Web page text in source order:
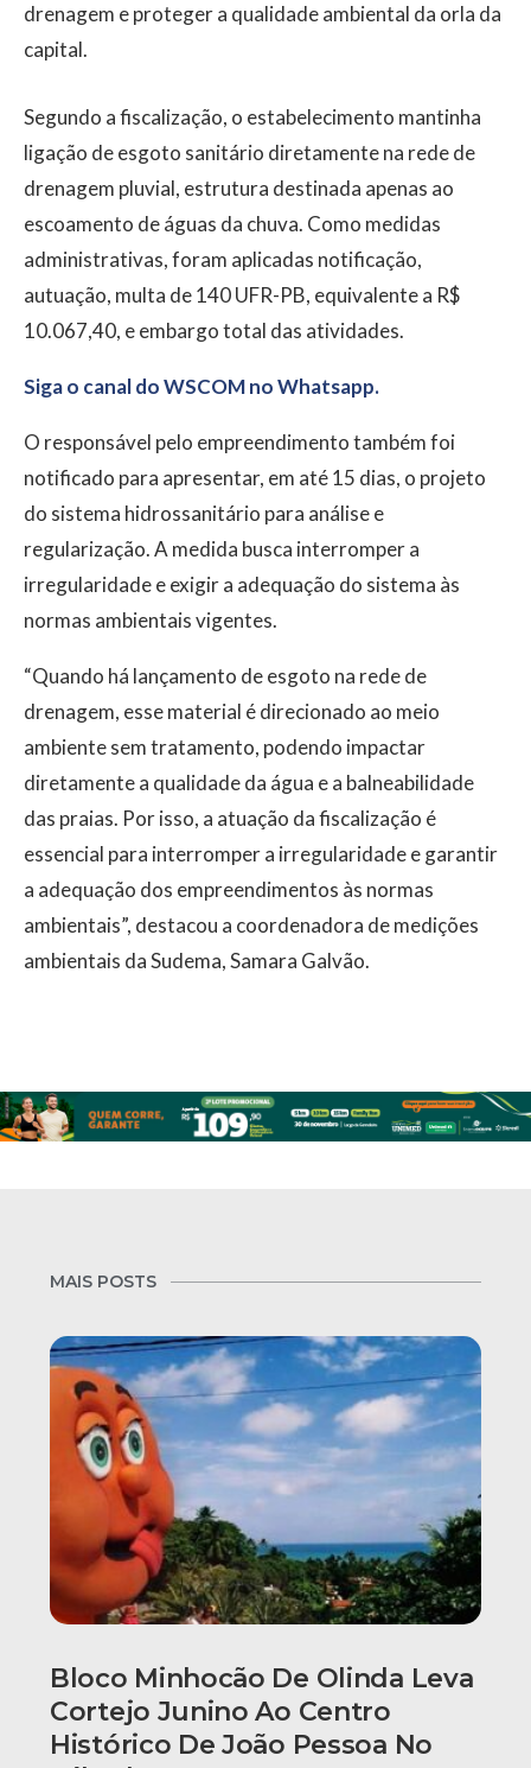
drenagem e proteger a qualidade ambiental da orla da
capital.
Segundo a fiscalização, o estabelecimento mantinha
ligação de esgoto sanitário diretamente na rede de
drenagem pluvial, estrutura destinada apenas ao
escoamento de águas da chuva. Como medidas
administrativas, foram aplicadas notificação,
autuação, multa de 140 UFR-PB, equivalente a R$
10.067,40, e embargo total das atividades.
Siga o canal do WSCOM no Whatsapp.
O responsável pelo empreendimento também foi
notificado para apresentar, em até 15 dias, o projeto
do sistema hidrossanitário para análise e
regularização. A medida busca interromper a
irregularidade e exigir a adequação do sistema às
normas ambientais vigentes.
“Quando há lançamento de esgoto na rede de
drenagem, esse material é direcionado ao meio
ambiente sem tratamento, podendo impactar
diretamente a qualidade da água e a balneabilidade
das praias. Por isso, a atuação da fiscalização é
essencial para interromper a irregularidade e garantir
a adequação dos empreendimentos às normas
ambientais”, destacou a coordenadora de medições
ambientais da Sudema, Samara Galvão.
MAIS POSTS
Bloco Minhocão De Olinda Leva
Cortejo Junino Ao Centro
Histórico De João Pessoa No